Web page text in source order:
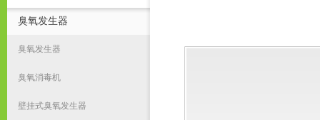
臭氧发生器
臭氧发生器
臭氧消毒机
壁挂式臭氧发生器